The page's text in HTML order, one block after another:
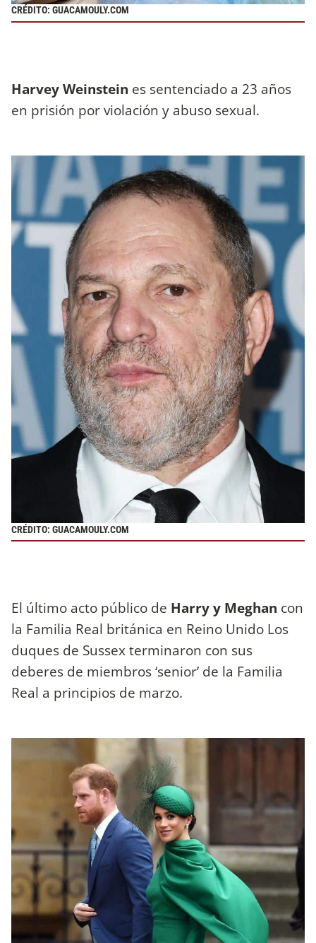
CRÉDITO: GUACAMOULY.COM
Harvey Weinstein es sentenciado a 23 años
en prisión por violación y abuso sexual.
CRÉDITO: GUACAMOULY.COM
El último acto público de Harry y Meghan con
la Familia Real británica en Reino Unido Los
duques de Sussex terminaron con sus
deberes de miembros ‘senior’ de la Familia
Real a principios de marzo.